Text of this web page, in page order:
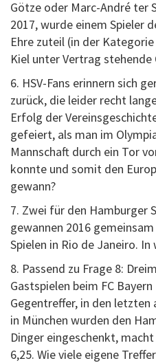
Götze oder Marc-André ter
2017, wurde einem Spieler
Ehre zuteil (in der
Kiel unter Vertrag
6. HSV-Fans erinnern sich
zurück, die leider recht
Erfolg der
gefeiert, als man im
Mannschaft durch ein Tor
konnte und somit den
gewann?
7. Zwei für den Hamburger
gewannen 2016
Spielen in Rio de Janeiro.
8. Passend zu Frage 8:
Gastspielen beim FC
Gegentreffer, in den
in München wurden den
Dinger eingeschenkt,
6,25. Wie viele eigene